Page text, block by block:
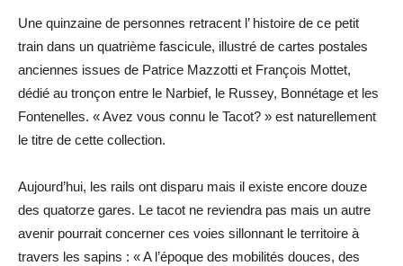
Une quinzaine de personnes retracent l’ histoire de ce petit
train dans un quatrième fascicule, illustré de cartes postales
anciennes issues de Patrice Mazzotti et François Mottet,
dédié au tronçon entre le Narbief, le Russey, Bonnétage et les
Fontenelles. « Avez vous connu le Tacot? » est naturellement
le titre de cette collection.
Aujourd’hui, les rails ont disparu mais il existe encore douze
des quatorze gares. Le tacot ne reviendra pas mais un autre
avenir pourrait concerner ces voies sillonnant le territoire à
travers les sapins : « A l’époque des mobilités douces, des